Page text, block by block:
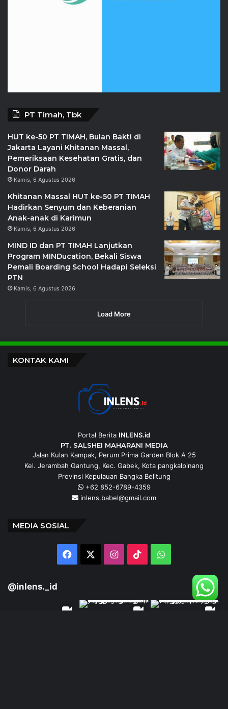
PT Timah, Tbk
HUT ke-50 PT TIMAH, Bulan Bakti di
Jakarta Layani Khitanan Massal,
Pemeriksaan Kesehatan Gratis, dan
Donor Darah
Kamis, 6 Agustus 2026
Khitanan Massal HUT ke-50 PT TIMAH
Hadirkan Senyum dan Keberanian
Anak-anak di Karimun
Kamis, 6 Agustus 2026
MIND ID dan PT TIMAH Lanjutkan
Program MINDucation, Bekali Siswa
Pemali Boarding School Hadapi Seleksi
PTN
Kamis, 6 Agustus 2026
Load More
KONTAK KAMI
Portal Berita INLENS.id
PT. SALSHEI MAHARANI MEDIA
Jalan Kulan Kampak, Perum Prima Garden Blok A 25
Kel. Jerambah Gantung, Kec. Gabek, Kota pangkalpinang
Provinsi Kepulauan Bangka Belitung
+62 852-6789-4359
inlens.babel@gmail.com
MEDIA SOSIAL
Facebook Instagram
TikTokWhatsApp
@inlens._id